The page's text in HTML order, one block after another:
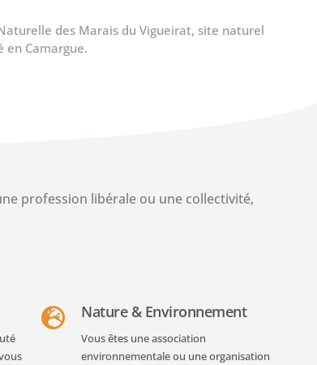
un diagnostiqueur immobilier & outils internes sur-
à la gestion, Salon-de-Provence (13)
profession libérale ou une collectivité,
Nature & Environnement
Vous êtes une association
environnementale ou une organisation